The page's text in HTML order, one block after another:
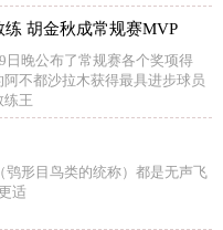
练 胡金秋成常规赛MVP
日晚公布了常规赛各个奖项得
不都沙拉木获得最具进步球员
练王
形目鸟类的统称）都是无声飞
适